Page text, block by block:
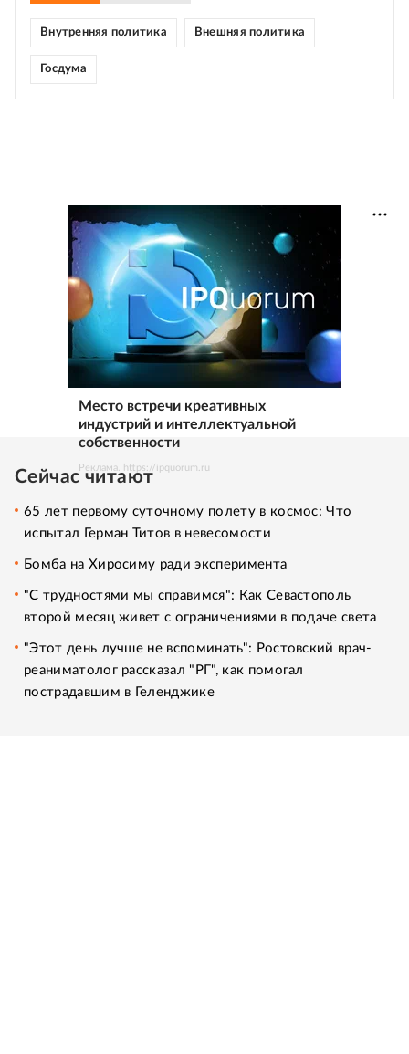
Внутренняя политика Внешняя политика
Госдума
Место встречи креативных
индустрий и интеллектуальной
собственности
Реклама. https://ipquorum.ru
Сейчас читают
65 лет первому суточному полету в космос: Что
испытал Герман Титов в невесомости
Бомба на Хиросиму ради эксперимента
"С трудностями мы справимся": Как Севастополь
второй месяц живет с ограничениями в подаче света
"Этот день лучше не вспоминать": Ростовский врач-
реаниматолог рассказал "РГ", как помогал
пострадавшим в Геленджике